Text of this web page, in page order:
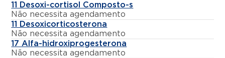
11 Desoxi-cortisol Composto-s
Não necessita agendamento
11 Desoxicorticosterona
Não necessita agendamento
17 Alfa-hidroxiprogesterona
Não necessita agendamento